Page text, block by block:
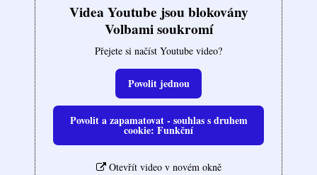
Videa Youtube jsou blokovány
Volbami soukromí
Přejete si načíst Youtube video?
Povolit jednou
Povolit a zapamatovat - souhlas s druhem
cookie: Funkční
Otevřít video v novém okně